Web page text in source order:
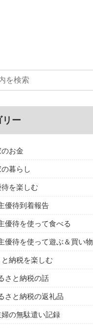
リー
お金
暮らし
を楽しむ
優待到着報告
優待を使って食べる
優待を使って遊ぶ＆買い物
納税を楽しむ
さと納税の話
さと納税の返礼品
の無駄遣い記録